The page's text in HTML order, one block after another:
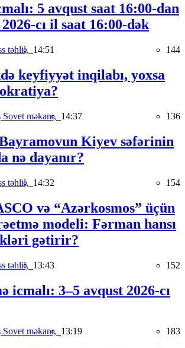
5 avqust saat 16:00-dan
cı il saat 16:00-dək
təhlil, 14:51 144
keyfiyyət inqilabı, yoxsa
məkanı, 14:37 136
Kiyev səfərinin
nə dayanır?
təhlil, 14:32 154
və “Azərkosmos” üçün
modeli: Fərman hansı
gətirir?
təhlil, 13:43 152
icmalı: 3–5 avqust 2026-cı
məkanı, 13:19 183